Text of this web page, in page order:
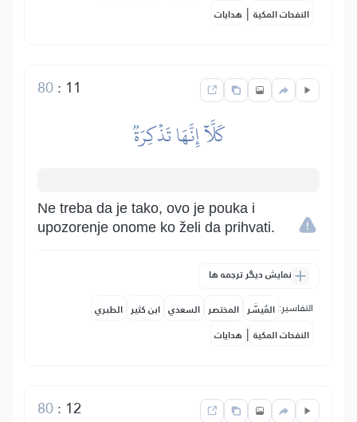
النفحات المكية | هدايات
11
:
80
كَلَّآ إِنَّهَا تَذۡكِرَةٞ
Ne treba da je tako, ovo je pouka i
upozorenje onome ko želi da prihvati.
نمایش دیگر ترجمه ها
التفاسير: المُيسَّر المختصر السعدي ابن كثير الطبري
النفحات المكية | هدايات
12
:
80